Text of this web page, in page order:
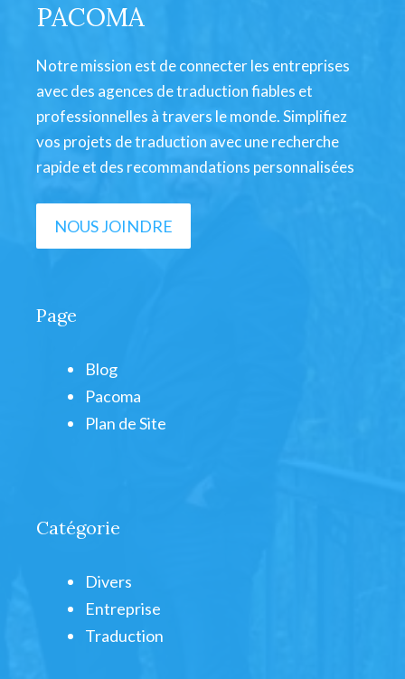
PACOMA
Notre mission est de connecter les entreprises
avec des agences de traduction fiables et
professionnelles à travers le monde. Simplifiez
vos projets de traduction avec une recherche
rapide et des recommandations personnalisées
NOUS JOINDRE
Page
Blog
Pacoma
Plan de Site
Catégorie
Divers
Entreprise
Traduction